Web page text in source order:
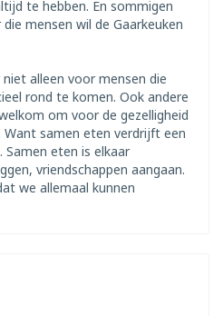
te hebben. En sommigen
mensen wil de Gaarkeuken
alleen voor mensen die
rond te komen. Ook andere
om voor de gezelligheid
samen eten verdrijft een
Samen eten is elkaar
vriendschappen aangaan.
we allemaal kunnen